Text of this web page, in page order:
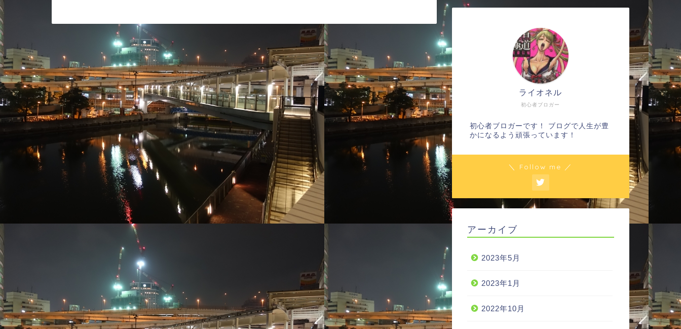
初心者ブロガー
ライオネル
初心者ブロガーです！ ブログで人生が豊
かになるよう頑張っています！
＼ Follow me ／
アーカイブ
2023年5月
2023年1月
2022年10月